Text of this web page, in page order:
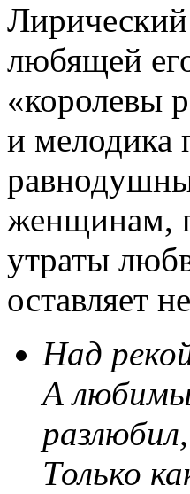
любящей
«королевы
и мелодика
женщинам,
утраты
оставляет
Над
А
Только